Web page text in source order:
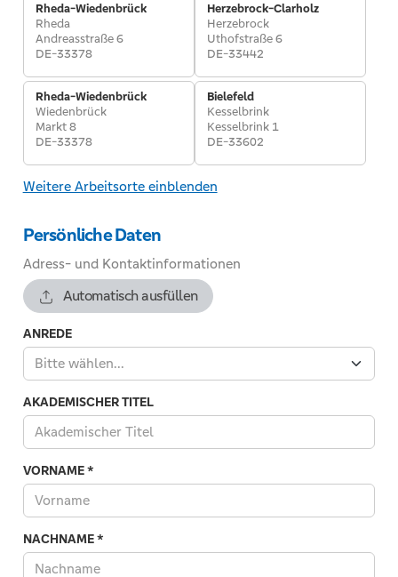
Rheda-Wiedenbrück
Rheda
Andreasstraße 6
DE-33378
Herzebrock-Clarholz
Herzebrock
Uthofstraße 6
DE-33442
Rheda-Wiedenbrück
Wiedenbrück
Markt 8
DE-33378
Bielefeld
Kesselbrink
Kesselbrink 1
DE-33602
Weitere Arbeitsorte einblenden
Persönliche Daten
Adress- und Kontaktinformationen
Automatisch ausfüllen
ANREDE
Bitte wählen...
AKADEMISCHER TITEL
VORNAME*
NACHNAME*